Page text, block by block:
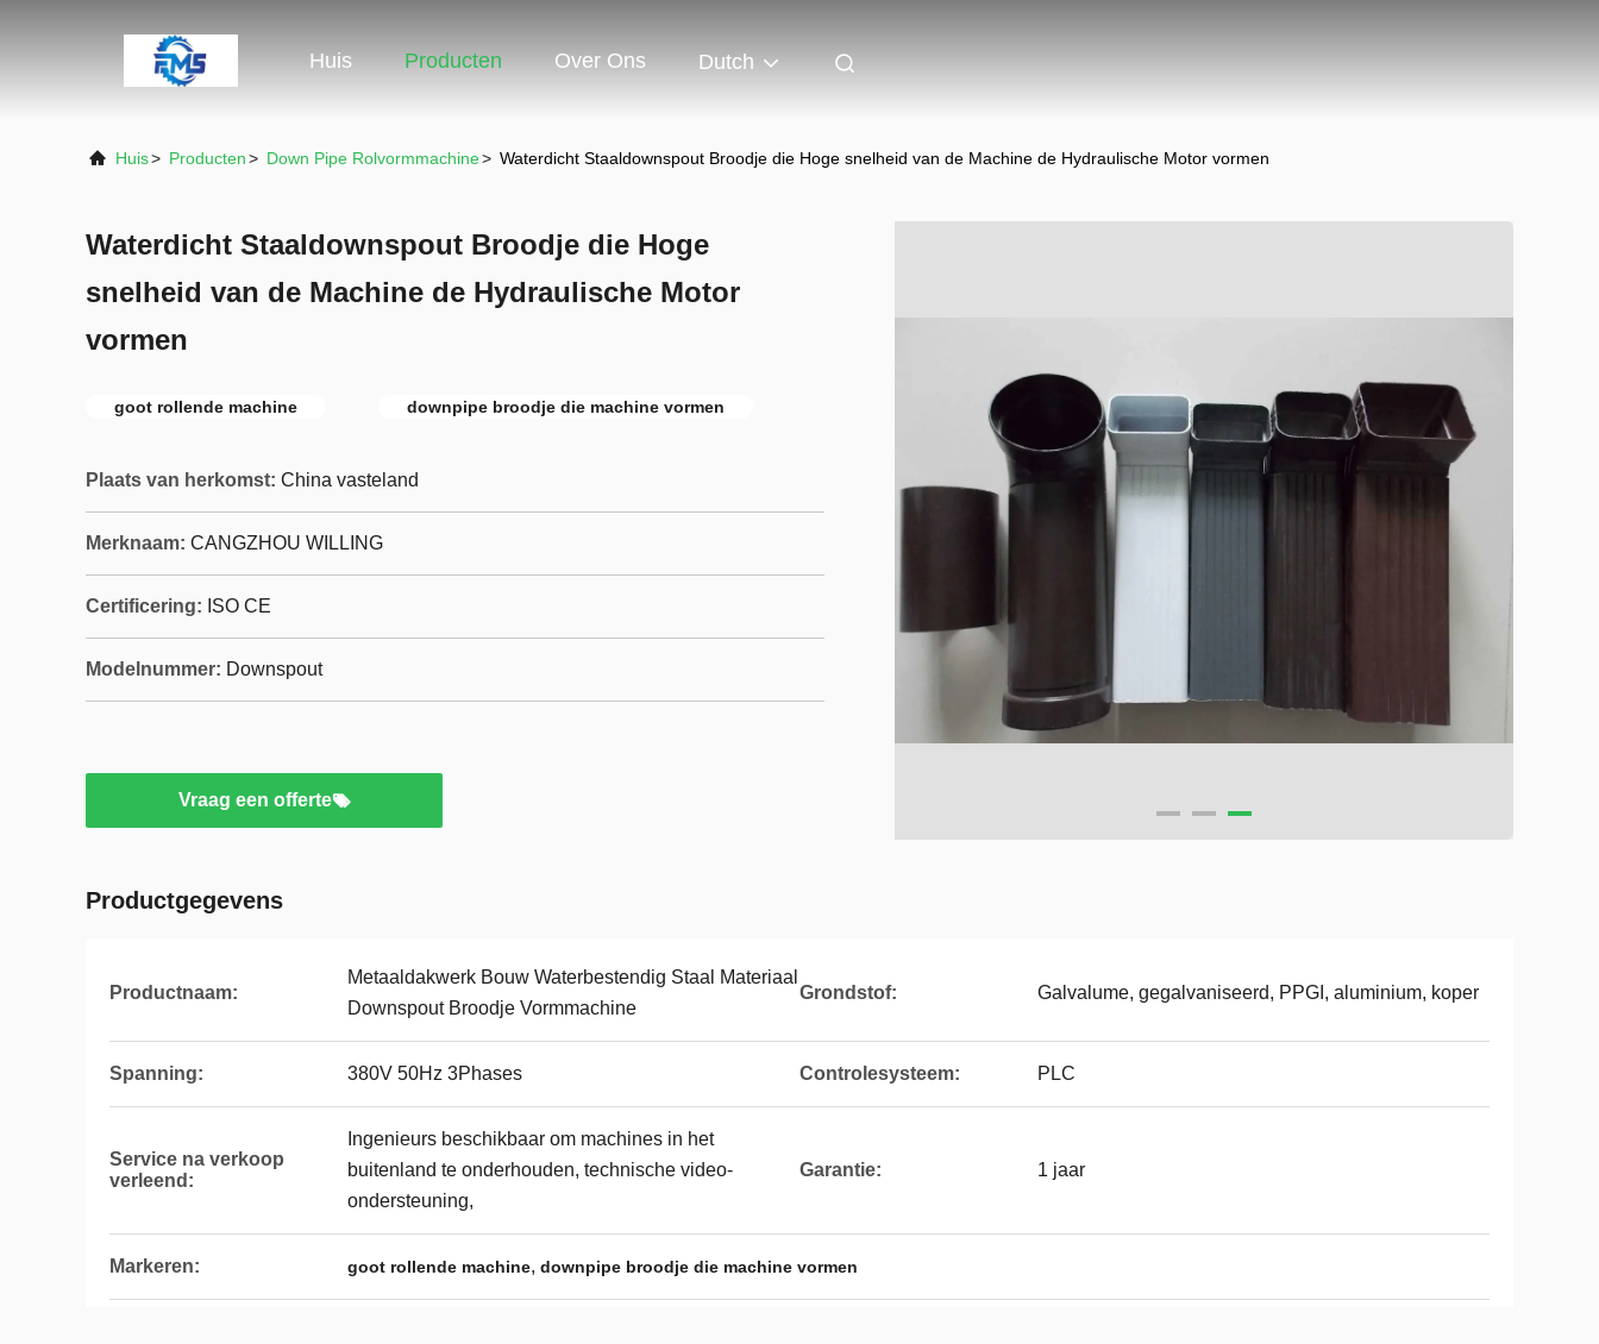
Huis Producten Over Ons Dutch
Huis> Producten> Down Pipe Rolvormmachine> Waterdicht Staaldownspout Broodje die Hoge snelheid van de Machine de Hydraulische Motor vormen
Waterdicht Staaldownspout Broodje die Hoge
snelheid van de Machine de Hydraulische Motor
vormen
goot rollende machine downpipe broodje die machine vormen
Plaats van herkomst: China vasteland
Merknaam: CANGZHOU WILLING
Certificering: ISO CE
Modelnummer: Downspout
Vraag een offerte
Productgegevens
Productnaam:
Metaaldakwerk Bouw Waterbestendig Staal Materiaal
Downspout Broodje Vormmachine
Grondstof: Galvalume, gegalvaniseerd, PPGI, aluminium, koper
Spanning: 380V 50Hz 3Phases Controlesysteem: PLC
Service na verkoop
verleend:
Ingenieurs beschikbaar om machines in het
buitenland te onderhouden, technische video-
ondersteuning,
Garantie: 1 jaar
Markeren: goot rollende machine, downpipe broodje die machine vormen